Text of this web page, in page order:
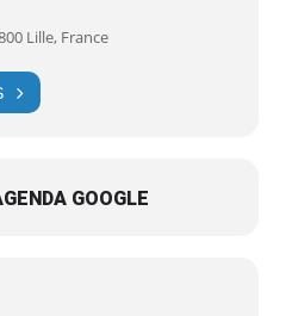
Lille, France
GOOGLE